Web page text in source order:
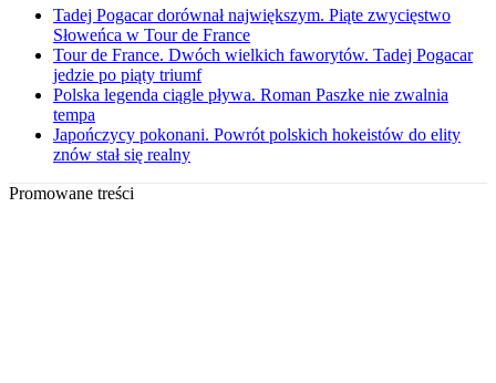
Tadej Pogacar dorównał największym. Piąte zwycięstwo
Słoweńca w Tour de France
Tour de France. Dwóch wielkich faworytów. Tadej Pogacar
jedzie po piąty triumf
Polska legenda ciągle pływa. Roman Paszke nie zwalnia
tempa
Japończycy pokonani. Powrót polskich hokeistów do elity
znów stał się realny
Promowane treści